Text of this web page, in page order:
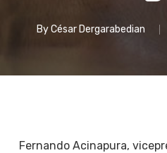
ByCésar Dergarabedian
Fernando Acinapura,